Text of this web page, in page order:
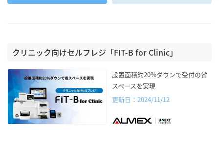
クリニック向けセルフレジ「FIT-B for Clinic」
設置面積約20%ダウンで受付の省
スペースを実現
更新日：2024/11/12